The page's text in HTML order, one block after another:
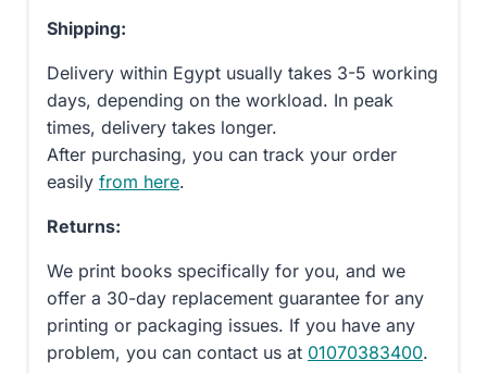
Shipping:
Delivery within Egypt usually takes 3-5 working
days, depending on the workload. In peak
times, delivery takes longer.
After purchasing, you can track your order
easily from here.
Returns:
We print books specifically for you, and we
offer a 30-day replacement guarantee for any
printing or packaging issues. If you have any
problem, you can contact us at 01070383400.